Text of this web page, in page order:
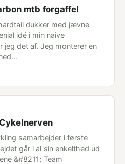
mtb forgaffel
dukker med jævne
idé i min naive
jeg det af. Jeg monterer en
samarbejder i første
går i al sin enkelthed ud
&#8211; Team